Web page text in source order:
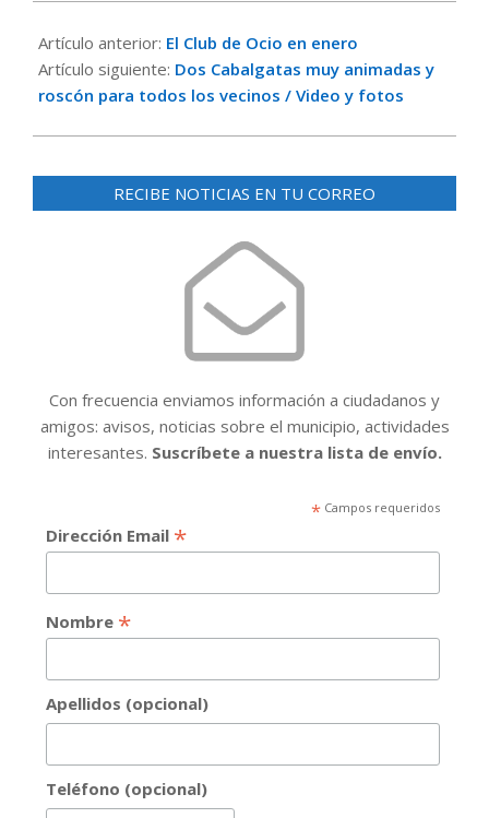
01-
04
Artículo anterior: El Club de Ocio en enero
Artículo siguiente: Dos Cabalgatas muy animadas y
roscón para todos los vecinos / Video y fotos
RECIBE NOTICIAS EN TU CORREO
Con frecuencia enviamos información a ciudadanos y
amigos: avisos, noticias sobre el municipio, actividades
interesantes. Suscríbete a nuestra lista de envío.
*Campos requeridos
Dirección Email *
Nombre *
Apellidos (opcional)
Teléfono (opcional)